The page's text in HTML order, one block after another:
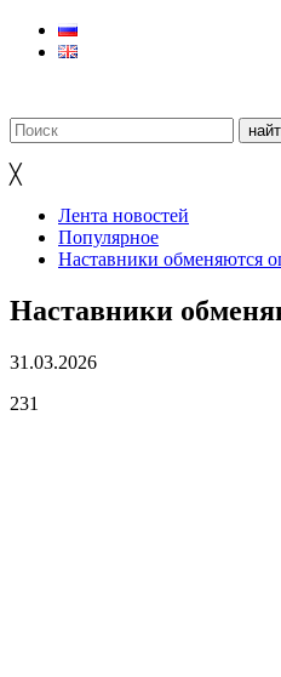
╳
Лента новостей
Популярное
Наставники обменяются
Наставники
31.03.2026
231